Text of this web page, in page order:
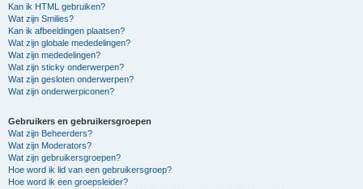
Kan ik HTML gebruiken?
Wat zijn Smilies?
Kan ik afbeeldingen plaatsen?
Wat zijn globale mededelingen?
Wat zijn mededelingen?
Wat zijn sticky onderwerpen?
Wat zijn gesloten onderwerpen?
Wat zijn onderwerpiconen?
Gebruikers en gebruikersgroepen
Wat zijn Beheerders?
Wat zijn Moderators?
Wat zijn gebruikersgroepen?
Hoe word ik lid van een gebruikersgroep?
Hoe word ik een groepsleider?